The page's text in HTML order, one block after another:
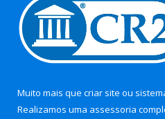
Muito mais que criar site ou
Realizamos uma assessoria